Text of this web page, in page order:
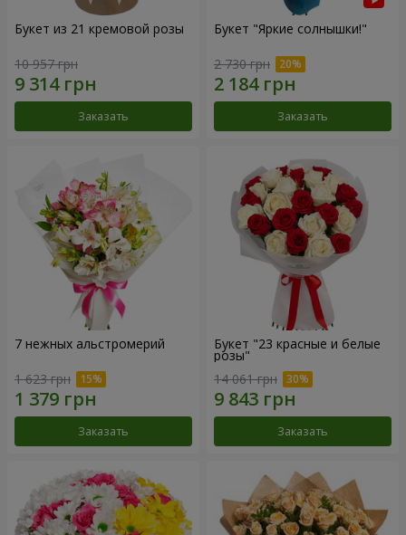
Букет из 21 кремовой розы
10 957 грн
Заказать
Букет "Яркие солнышки!"
2 730 грн
Заказать
7 нежных альстромерий
1 623 грн
Заказать
Букет "23 красные и белые
розы"
14 061 грн
Заказать